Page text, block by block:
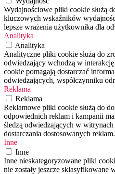
Wydajnościowe pliki cookie służą
kluczowych wskaźników
lepsze wrażenia użytkownika dla
Analityka
Analityka
Analityczne pliki cookie służą do
odwiedzający wchodzą w
cookie pomagają dostarczać
odwiedzających, współczynniku
Reklama
Reklama
Reklamowe pliki cookie służą do
odpowiednich reklam i kampanii
śledzą odwiedzających w
dostarczania dostosowanych reklam.
Inne
Inne
Inne nieskategoryzowane pliki
nie zostały jeszcze sklasyfikowane